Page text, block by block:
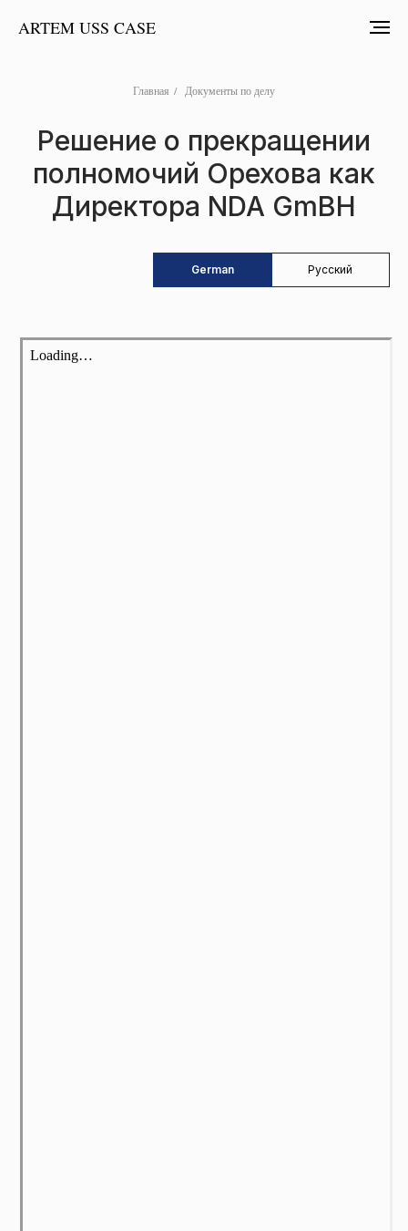
ARTEM USS CASE
Главная / Документы по делу
Решение о прекращении
полномочий Орехова как
Директора NDA GmBH
German Русский